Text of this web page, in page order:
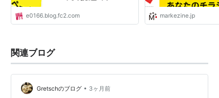
e0166.blog.fc2.com markezine.jp
関連ブログ
Gretschのブログ • 3ヶ月前